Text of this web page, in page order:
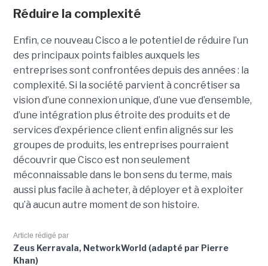
Réduire la complexité
Enfin, ce nouveau Cisco a le potentiel de réduire l’un
des principaux points faibles auxquels les
entreprises sont confrontées depuis des années : la
complexité. Si la société parvient à concrétiser sa
vision d’une connexion unique, d’une vue d’ensemble,
d’une intégration plus étroite des produits et de
services d’expérience client enfin alignés sur les
groupes de produits, les entreprises pourraient
découvrir que Cisco est non seulement
méconnaissable dans le bon sens du terme, mais
aussi plus facile à acheter, à déployer et à exploiter
qu’à aucun autre moment de son histoire.
Article rédigé par
Zeus Kerravala, NetworkWorld (adapté par Pierre
Khan)